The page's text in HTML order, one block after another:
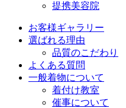
提携美容院
お客様ギャラリー
選ばれる理由
品質のこだわり
よくある質問
一般着物について
着付け教室
催事について